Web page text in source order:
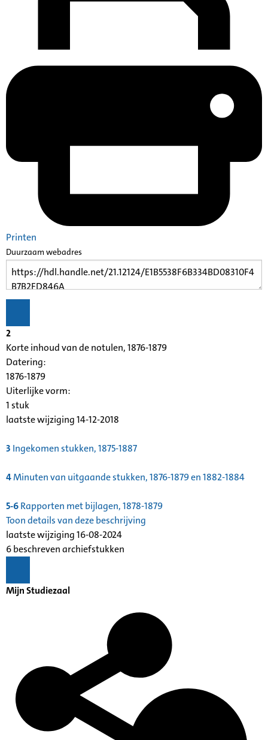
Printen
Duurzaam webadres
2
Korte inhoud van de notulen, 1876-1879
Datering:
1876-1879
Uiterlijke vorm:
1 stuk
laatste wijziging 14-12-2018
3 Ingekomen stukken, 1875-1887
4Minuten van uitgaande stukken, 1876-1879 en 1882-1884
5-6Rapporten met bijlagen, 1878-1879
Toon details van deze beschrijving
laatste wijziging 16-08-2024
6 beschreven archiefstukken
Mijn Studiezaal